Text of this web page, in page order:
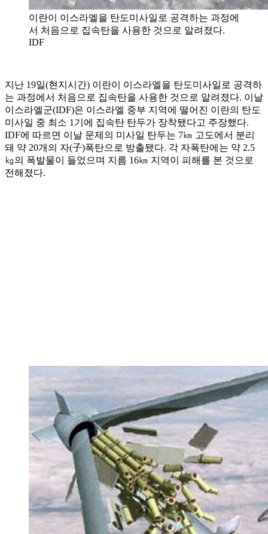
이란이 이스라엘을 탄도미사일로 공격하는 과정에
서 처음으로 집속탄을 사용한 것으로 알려졌다.
IDF
지난 19일(현지시간) 이란이 이스라엘을 탄도미사일로 공격하
는 과정에서 처음으로 집속탄을 사용한 것으로 알려졌다. 이날
이스라엘군(IDF)은 이스라엘 중부 지역에 떨어진 이란의 탄도
미사일 중 최소 1기에 집속탄 탄두가 장착됐다고 주장했다.
IDF에 따르면 이날 문제의 미사일 탄두는 7㎞ 고도에서 분리
돼 약 20개의 자(子)폭탄으로 방출됐다. 각 자폭탄에는 약 2.5
㎏의 폭발물이 들었으며 지름 16㎞ 지역이 피해를 본 것으로
전해졌다.